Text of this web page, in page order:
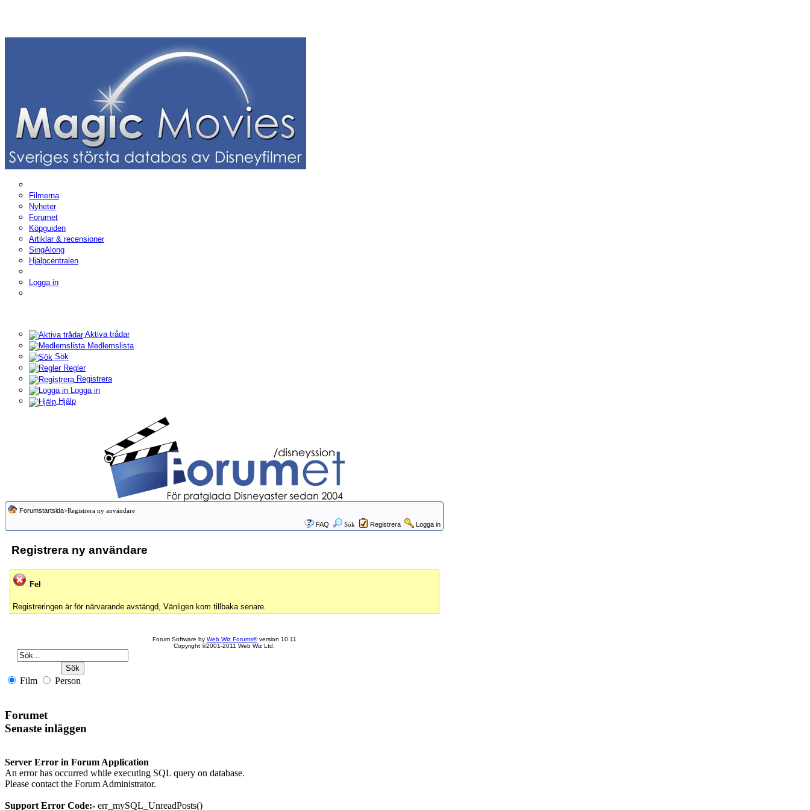
Filmerna
Nyheter
Forumet
Köpguiden
Artiklar & recensioner
SingAlong
Hjälpcentralen
Logga in
Aktiva trådar
Medlemslista
Sök
Regler
Registrera
Logga in
Hjälp
Forumstartsida>Registrera ny användare
FAQ
Sök Registrera Logga in
Registrera ny användare
Fel
Registreringen är för närvarande avstängd, Vänligen kom tillbaka senare.
Forum Software by Web Wiz Forums®version 10.11
Copyright ©2001-2011 Web Wiz Ltd.
Film Person
Forumet
Senaste inläggen
Server Error in Forum Application
An error has occurred while executing SQL query on database.
Please contact the Forum Administrator.
Support Error Code:- err_mySQL_UnreadPosts()